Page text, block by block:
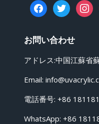
facebooktwitter
お問い合わせ
アドレス:中国江蘇省
Email:
電話番号: +86
WhatsApp: +86